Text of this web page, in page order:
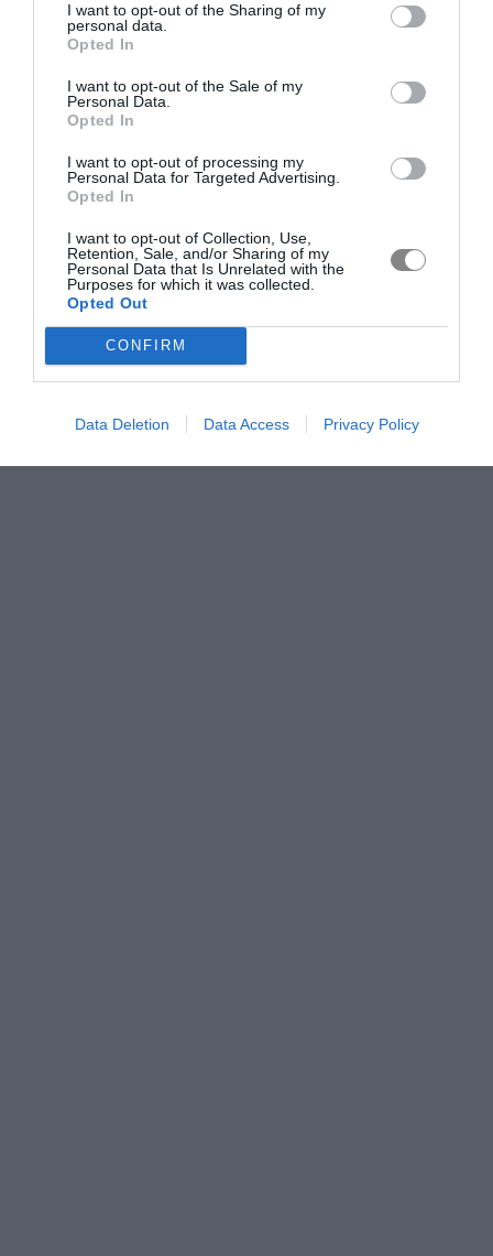
I want to opt-out of the Sharing of my
personal data.
Opted In
I want to opt-out of the Sale of my
Personal Data.
Opted In
I want to opt-out of processing my
Personal Data for Targeted Advertising.
Opted In
I want to opt-out of Collection, Use,
Retention, Sale, and/or Sharing of my
Personal Data that Is Unrelated with the
Purposes for which it was collected.
Opted Out
CONFIRM
Data Deletion Data Access Privacy Policy